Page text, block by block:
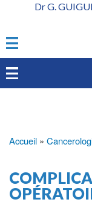
Dr G.
d'Ariane
Accueil